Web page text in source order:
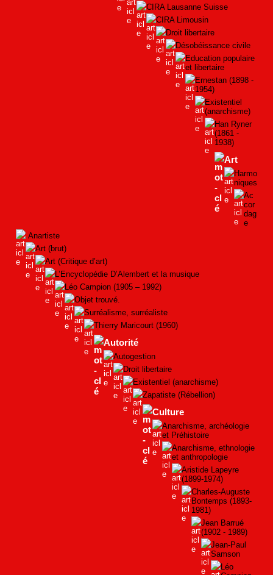
CIRA Lausanne Suisse
CIRA Limousin
Droit libertaire
Désobéissance civile
Education populaire
et libertaire
Ernestan (1898 -
1954)
Existentiel
(anarchisme)
Han Ryner
(1861 -
1938)
Art
Harmo
niques
Ac
cor
dag
e
Anartiste
Art (brut)
Art (Critique d’art)
L’Encyclopédie D’Alembert et la musique
Léo Campion (1905 – 1992)
Objet trouvé.
Surréalisme, surréaliste
Thierry Maricourt (1960)
Autorité
Autogestion
Droit libertaire
Existentiel (anarchisme)
Zapatiste (Rébellion)
Culture
Anarchisme, archéologie
et Préhistoire
Anarchisme, ethnologie
et anthropologie
Aristide Lapeyre
(1899-1974)
Charles-Auguste
Bontemps (1893-
1981)
Jean Barrué
(1902 - 1989)
Jean-Paul
Samson
Léo